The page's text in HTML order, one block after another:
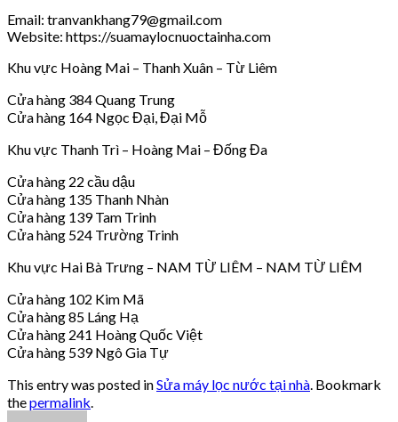
Email: tranvankhang79@gmail.com
Website: https://suamaylocnuoctainha.com
Khu vực Hoàng Mai – Thanh Xuân – Từ Liêm
Cửa hàng 384 Quang Trung
Cửa hàng 164 Ngọc Đại, Đại Mỗ
Khu vực Thanh Trì – Hoàng Mai – Đống Đa
Cửa hàng 22 cầu dậu
Cửa hàng 135 Thanh Nhàn
Cửa hàng 139 Tam Trinh
Cửa hàng 524 Trường Trinh
Khu vực Hai Bà Trưng – NAM TỪ LIÊM – NAM TỪ LIÊM
Cửa hàng 102 Kim Mã
Cửa hàng 85 Láng Hạ
Cửa hàng 241 Hoàng Quốc Việt
Cửa hàng 539 Ngô Gia Tự
This entry was posted inSửa máy lọc nước tại nhà . Bookmark
thepermalink